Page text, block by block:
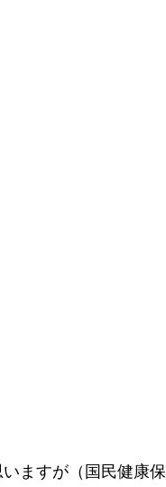
ますが（国民健康保